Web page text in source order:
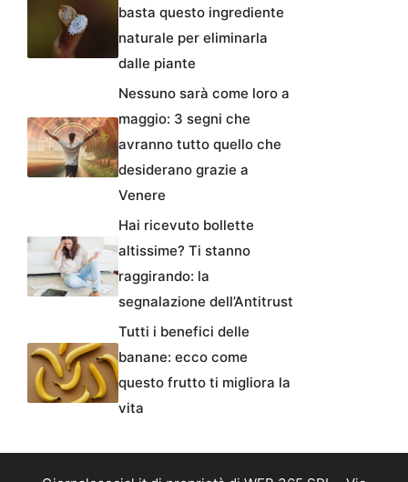
basta questo ingrediente
naturale per eliminarla
dalle piante
Nessuno sarà come loro a
maggio: 3 segni che
avranno tutto quello che
desiderano grazie a
Venere
Hai ricevuto bollette
altissime? Ti stanno
raggirando: la
segnalazione dell’Antitrust
Tutti i benefici delle
banane: ecco come
questo frutto ti migliora la
vita